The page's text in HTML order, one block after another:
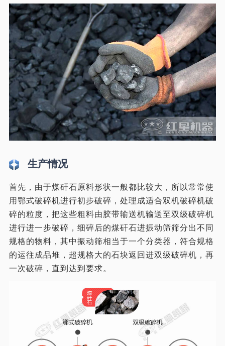
生产情况
首先，由于煤矸石原料形状一般都比较大，所以常常使
用鄂式破碎机进行初步破碎，处理成适合双机破碎机破
碎的粒度，把这些粗料由胶带输送机输送至双级破碎机
进行进一步破碎，细碎后的煤矸石进振动筛筛分出不同
规格的物料，其中振动筛相当于一个分类器，符合规格
的运往成品堆，超规格大的石块返回进双级破碎机，再
一次破碎，直到达到要求。